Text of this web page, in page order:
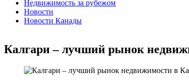
Недвижимость за рубежом
Новости
Новости Канады
Калгари – лучший рынок